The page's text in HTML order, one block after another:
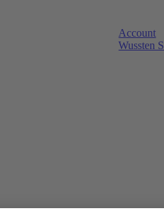
Account
Wussten